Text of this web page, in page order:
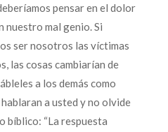
pensar en el dolor
nuestro mal genio. Si
ser nosotros las víctimas
las cosas cambiarían de
a los demás como
a usted y no olvide
bíblico: “La respuesta